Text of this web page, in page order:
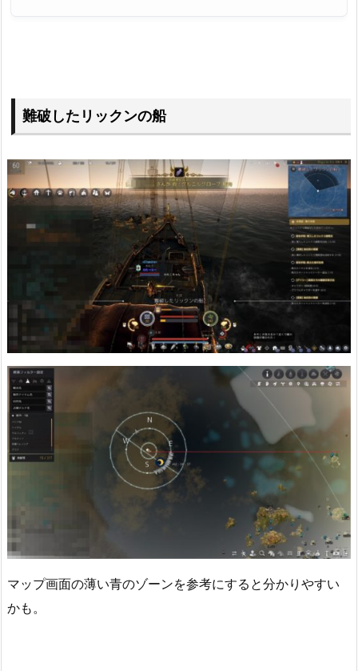
難破したリックンの船
マップ画面の薄い青のゾーンを参考にすると分かりやすい
かも。